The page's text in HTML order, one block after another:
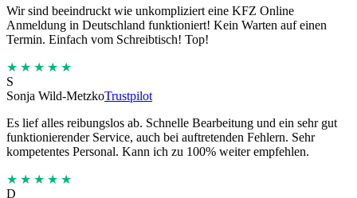
Wir sind beeindruckt wie unkompliziert eine KFZ Online
Anmeldung in Deutschland funktioniert! Kein Warten auf einen
Termin. Einfach vom Schreibtisch! Top!
★★★★★
S
Sonja Wild-MetzkoTrustpilot
Es lief alles reibungslos ab. Schnelle Bearbeitung und ein sehr gut
funktionierender Service, auch bei auftretenden Fehlern. Sehr
kompetentes Personal. Kann ich zu 100% weiter empfehlen.
★★★★★
D